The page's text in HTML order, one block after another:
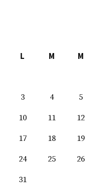
L
M M
3
4 5
10
11 12
17
18 19
24
25 26
31